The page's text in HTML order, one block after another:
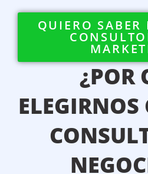
QUIERO SABER
¿POR